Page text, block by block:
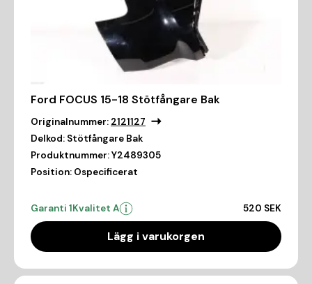
Ford FOCUS 15-18 Stötfångare Bak
Originalnummer: 2121127
Delkod: Stötfångare Bak
Produktnummer:Y2489305
Position: Ospecificerat
Garanti 1Kvalitet A 520 SEK
Lägg i varukorgen